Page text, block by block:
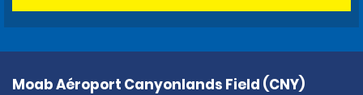
Moab Aéroport Canyonlands Field (CNY)